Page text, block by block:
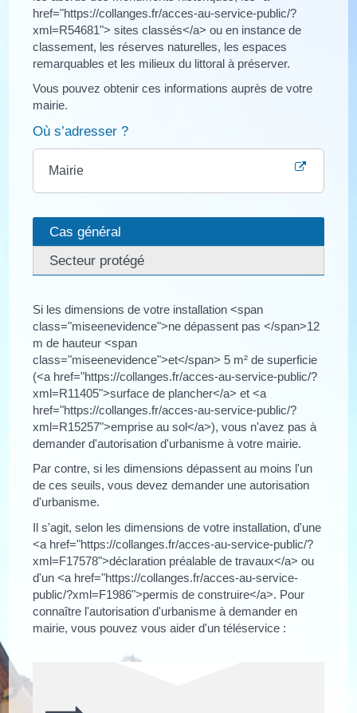
href="https://collanges.fr/acces-au-service-public/?
xml=R54681"> sites classés</a> ou en instance de
classement, les réserves naturelles, les espaces
remarquables et les milieux du littoral à préserver.
Vous pouvez obtenir ces informations auprès de votre
mairie.
Où s’adresser ?
Mairie
Cas général
Secteur protégé
Si les dimensions de votre installation <span
class="miseenevidence">ne dépassent pas </span>12
m de hauteur <span
class="miseenevidence">et</span> 5 m² de superficie
(<a href="https://collanges.fr/acces-au-service-public/?
xml=R11405">surface de plancher</a> et <a
href="https://collanges.fr/acces-au-service-public/?
xml=R15257">emprise au sol</a>), vous n'avez pas à
demander d'autorisation d'urbanisme à votre mairie.
Par contre, si les dimensions dépassent au moins l'un
de ces seuils, vous devez demander une autorisation
d'urbanisme.
Il s'agit, selon les dimensions de votre installation, d'une
<a href="https://collanges.fr/acces-au-service-public/?
xml=F17578">déclaration préalable de travaux</a> ou
d'un <a href="https://collanges.fr/acces-au-service-
public/?xml=F1986">permis de construire</a>. Pour
connaître l'autorisation d'urbanisme à demander en
mairie, vous pouvez vous aider d'un téléservice :